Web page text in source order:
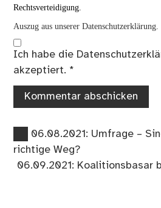
Rechtsverteidigung.
Auszug aus unserer Datenschutzerklärung.
Ich habe die
akzeptiert. *
Beitragsnavigation
Vorheriger
Beitrag:
06.08.2021: Umfrage –
richtige Weg?
Nächster
06.09.2021: Koalitionsbasar